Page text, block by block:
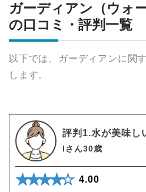
ガーディアン（ウォ
の口コミ・評判一覧
以下では、ガーディアンに関
します。
評判1.水が美味し
Iさん30歳
★★★★★
☆☆☆☆☆ 4.00